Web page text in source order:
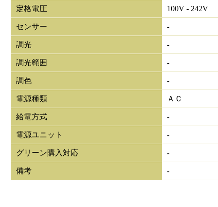
定格電圧 100V - 242V
センサー -
調光 -
調光範囲 -
調色 -
電源種類 ＡＣ
給電方式 -
電源ユニット -
グリーン購入対応 -
備考 -